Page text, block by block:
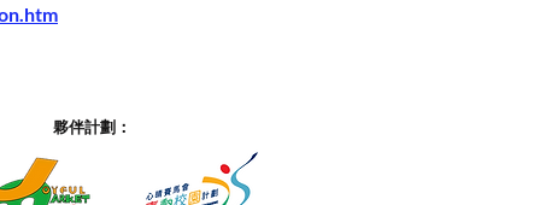
夥伴計劃：